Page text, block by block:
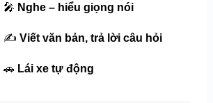
🎤 Nghe – hiểu giọng nói
✍️ Viết văn bản, trả lời câu hỏi
🚗 Lái xe tự động